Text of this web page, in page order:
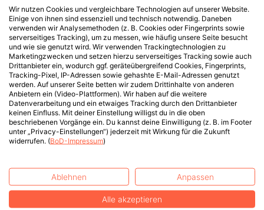
Wir nutzen Cookies und vergleichbare Technologien auf unserer Website.
Einige von ihnen sind essenziell und technisch notwendig. Daneben
verwenden wir Analysemethoden (z. B. Cookies oder Fingerprints sowie
serverseitiges Tracking), um zu messen, wie häufig unsere Seite besucht
und wie sie genutzt wird. Wir verwenden Trackingtechnologien zu
Marketingzwecken und setzen hierzu serverseitiges Tracking sowie auch
Drittanbieter ein, wodurch ggf. geräteübergreifend Cookies, Fingerprints,
Tracking-Pixel, IP-Adressen sowie gehashte E-Mail-Adressen genutzt
werden. Auf unserer Seite betten wir zudem Drittinhalte von anderen
Anbietern ein (Video-Plattformen). Wir haben auf die weitere
Datenverarbeitung und ein etwaiges Tracking durch den Drittanbieter
keinen Einfluss. Mit deiner Einstellung willigst du in die oben
beschriebenen Vorgänge ein. Du kannst deine Einwilligung (z. B. im Footer
unter „Privacy-Einstellungen“) jederzeit mit Wirkung für die Zukunft
widerrufen. (BoD-Impressum)
Ablehnen Anpassen
Alle akzeptieren